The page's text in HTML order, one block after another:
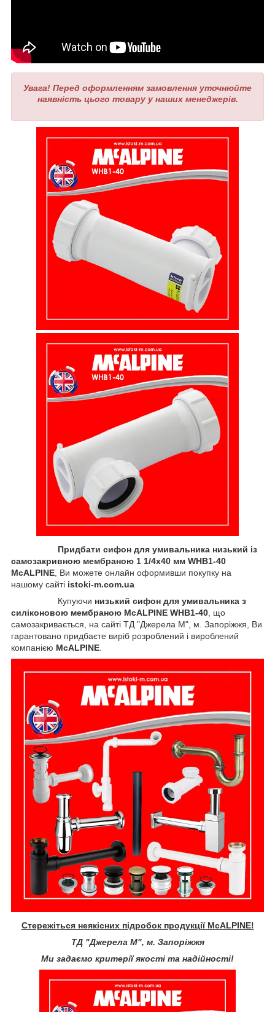
Увага! Перед оформленням замовлення уточнюйте
наявність цього товару у наших менеджерів.
Придбати сифон для умивальника низький із
самозакривною мембраною 1 1/4х40 мм WHB1-40
McALPINE , Ви можете онлайн оформивши покупку на
нашому сайті istoki-m.com.ua
Купуючи низький сифон для умивальника з
силіконовою мембраною McALPINE WHB1-40 , що
самозакривається, на сайті ТД "Джерела М", м. Запоріжжя, Ви
гарантовано придбаєте виріб розроблений і вироблений
компанією McALPINE
Стережіться неякісних підробок продукції McALPINE!
ТД "Джерела М", м. Запоріжжя
Ми задаємо критерії якості та надійності!